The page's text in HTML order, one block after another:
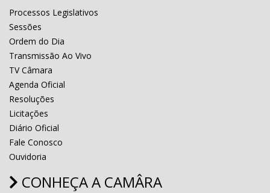
Processos Legislativos
Sessões
Ordem do Dia
Transmissão Ao Vivo
TV Câmara
Agenda Oficial
Resoluções
Licitações
Diário Oficial
Fale Conosco
Ouvidoria
CONHEÇA A CAMÂRA